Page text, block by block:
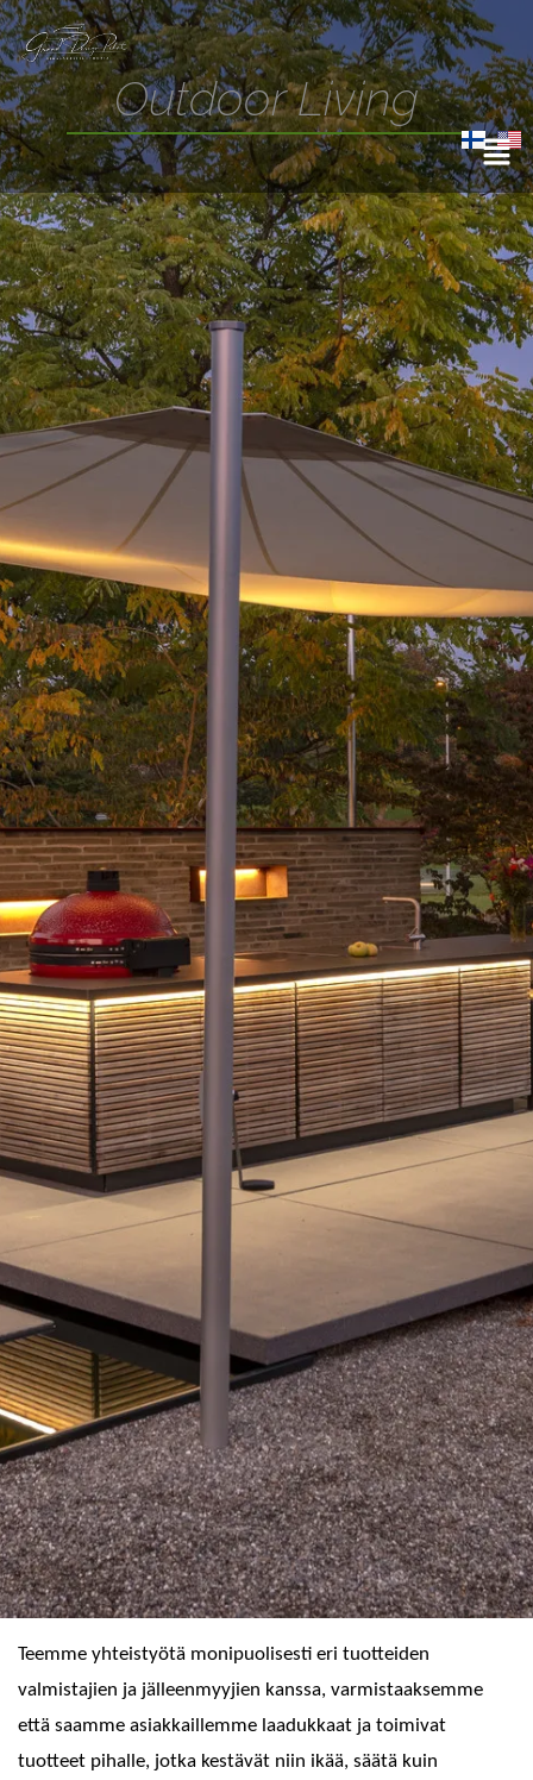
Outdoor Living
Teemme yhteistyötä monipuolisesti eri tuotteiden
valmistajien ja jälleenmyyjien kanssa, varmistaaksemme
että saamme asiakkaillemme laadukkaat ja toimivat
tuotteet pihalle, jotka kestävät niin ikää, säätä kuin